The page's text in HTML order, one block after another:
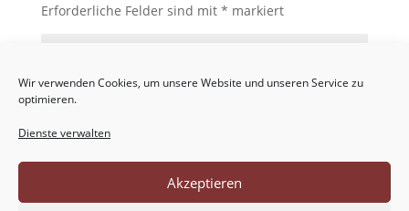
Wir verwenden Cookies, um unsere Website und unseren Service zu
optimieren.
Dienste verwalten
Akzeptieren
Erforderliche Felder sind mit * markiert